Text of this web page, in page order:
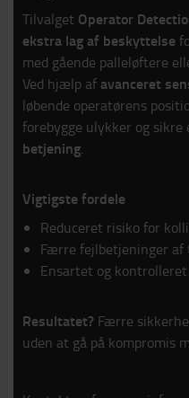
Tilvalget Operator
ekstra lag af beskyttelse
med gående palleløftere
Ved hjælp af avanceret
løbende operatørens
forebygge ulykker og
betjening.
Vigtigste fordele
Reduceret risiko for
Færre fejlbetjeninger af
Ensartet og
Resultatet? Færre
uden at gå på kompromis